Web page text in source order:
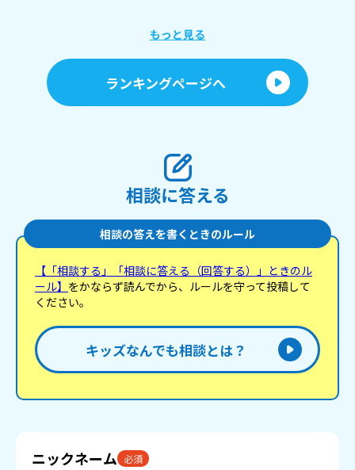
ん？ とか、普通の会話で話す時も、気が強そうみた
聞きたいです！
もっと見る
ランキングページへ
相談に答える
相談の答えを書くときのルール
【「相談する」「相談に答える（回答する）」ときのル
ール】 をかならず読んでから、ルールを守って投稿して
ください。
キッズなんでも相談とは？
ニックネーム 必須